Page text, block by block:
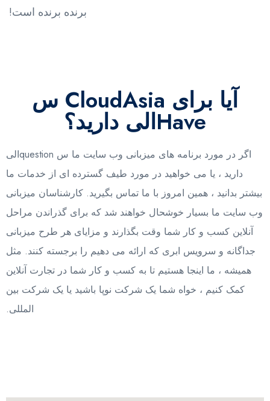
برنده برنده است!
آیا برای CloudAsia س
Haveالی دارید؟
اگر در مورد برنامه های میزبانی وب سایت ما س questionالی
دارید ، یا می خواهید در مورد طیف گسترده ای از خدمات ما
بیشتر بدانید ، همین امروز با ما تماس بگیرید. کارشناسان میزبانی
وب سایت ما بسیار خوشحال خواهند شد که برای گذراندن مراحل
آنلاین کسب و کار شما وقت بگذارند و مزایای هر طرح میزبانی
جداگانه و سرویس ابری که ارائه می دهیم را برجسته کنند. مثل
همیشه ، ما اینجا هستیم تا به کسب و کار شما در تجارت آنلاین
کمک کنیم ، خواه شما یک شرکت نوپا باشید یا یک شرکت بین
المللی.